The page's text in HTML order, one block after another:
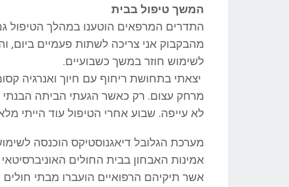
המשך טיפול בבית
התדרים המרפאים הוטענו במהלך הטיפול
מהבקבוק אני צריכה לשתות פעמיים ביום,
לשימוש חוזר במשך כשבועיים.
יצאתי בתחושת ריחוף עם חיוך ואנרגיה
מרחק עצום. רק כאשר הגעתי הביתה הבנתי
לא עייפה. שבוע אחרי הטיפול עוד הייתי
אשר תיקיהם הרפואיים הועברו מבתי חולים